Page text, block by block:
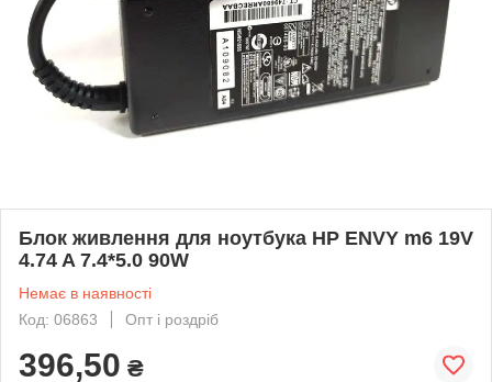
Блок живлення для ноутбука HP ENVY m6 19V
4.74 A 7.4*5.0 90W
Немає в наявності
Код: 06863
Опт і роздріб
396,50 ₴